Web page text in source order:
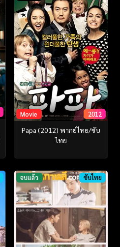
Movie 2012
Papa (2012) พากย์ไทย/ซับ
ไทย
จบแล้ว ซับไทย